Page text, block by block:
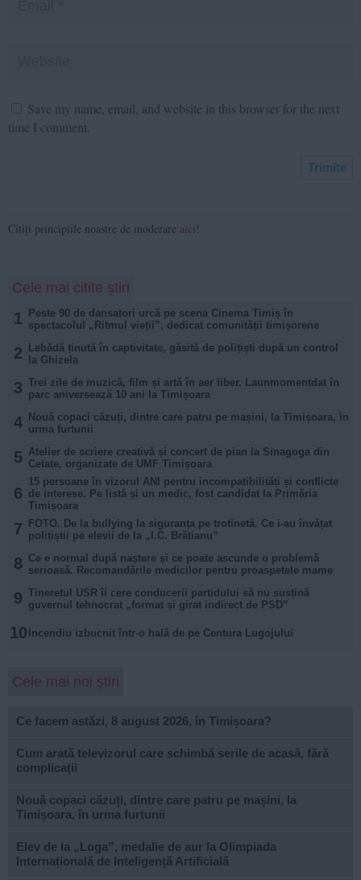
Save my name, email, and website in this browser for the next
time I comment.
Citiți principiile noastre de moderare aici !
Cele mai citite știri
1
Peste 90 de dansatori urcă pe scena Cinema Timiș în
spectacolul „Ritmul vieții”, dedicat comunității timișorene
2
Lebădă ținută în captivitate, găsită de polițiști după un control
la Ghizela
3 Trei zile de muzică, film și artă în aer liber. Launmomentdat în
parc aniversează 10 ani la Timișoara
4
Nouă copaci căzuți, dintre care patru pe mașini, la Timișoara, în
urma furtunii
5 Atelier de scriere creativă și concert de pian la Sinagoga din
Cetate, organizate de UMF Timișoara
6
15 persoane în vizorul ANI pentru incompatibilități și conflicte
de interese. Pe listă și un medic, fost candidat la Primăria
Timișoara
7
FOTO. De la bullying la siguranța pe trotinetă. Ce i-au învățat
polițiștii pe elevii de la „I.C. Brătianu”
8 Ce e normal după naștere și ce poate ascunde o problemă
serioasă. Recomandările medicilor pentru proaspetele mame
9 Tineretul USR îi cere conducerii partidului să nu susțină
guvernul tehnocrat „format și girat indirect de PSD”
10 Incendiu izbucnit într-o hală de pe Centura Lugojului
Cele mai noi știri
Ce facem astăzi, 8 august 2026, în Timișoara?
Cum arată televizorul care schimbă serile de acasă, fără
complicații
Nouă copaci căzuți, dintre care patru pe mașini, la
Timișoara, în urma furtunii
Elev de la „Loga”, medalie de aur la Olimpiada
Internațională de Inteligență Artificială